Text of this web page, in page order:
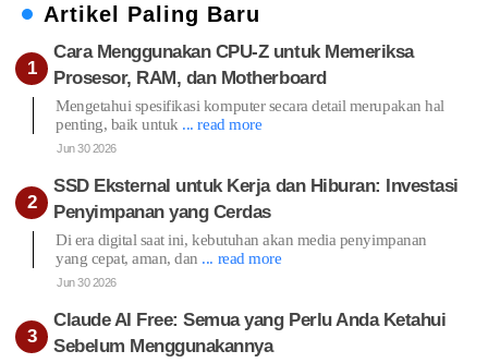
Artikel Paling Baru
Cara Menggunakan CPU-Z untuk Memeriksa
Prosesor, RAM, dan Motherboard
Mengetahui spesifikasi komputer secara detail merupakan hal
penting, baik untuk ... read more
Jun 30 2026
SSD Eksternal untuk Kerja dan Hiburan: Investasi
Penyimpanan yang Cerdas
Di era digital saat ini, kebutuhan akan media penyimpanan
yang cepat, aman, dan ... read more
Jun 30 2026
Claude AI Free: Semua yang Perlu Anda Ketahui
Sebelum Menggunakannya